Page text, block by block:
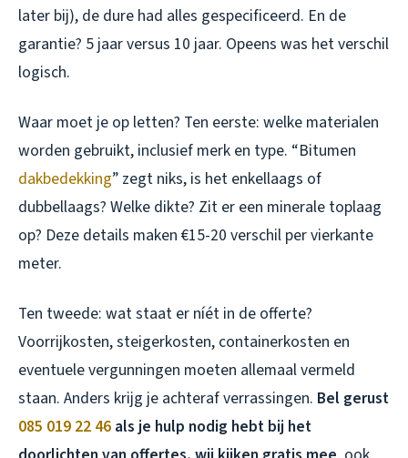
later bij), de dure had alles gespecificeerd. En de
garantie? 5 jaar versus 10 jaar. Opeens was het verschil
logisch.
Waar moet je op letten? Ten eerste: welke materialen
worden gebruikt, inclusief merk en type. “Bitumen
dakbedekking” zegt niks, is het enkellaags of
dubbellaags? Welke dikte? Zit er een minerale toplaag
op? Deze details maken €15-20 verschil per vierkante
meter.
Ten tweede: wat staat er níét in de offerte?
Voorrijkosten, steigerkosten, containerkosten en
eventuele vergunningen moeten allemaal vermeld
staan. Anders krijg je achteraf verrassingen. Bel gerust
085 019 22 46 als je hulp nodig hebt bij het